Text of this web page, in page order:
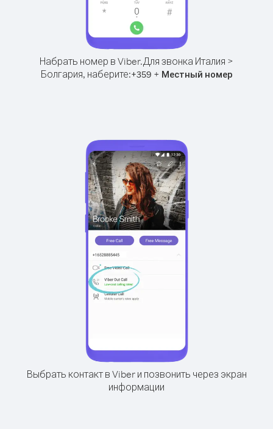
Набрать номер в Viber.Для звонка Италия >
Болгария, наберите:+359 + Местный номер
Выбрать контакт в Viber и позвонить через экран
информации